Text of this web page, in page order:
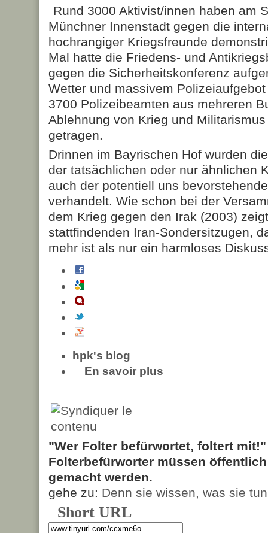
Rund 3000 Aktivist/innen haben am
Münchner Innenstadt gegen die
hochrangiger Kriegsfreunde
Mal hatte die Friedens- und
gegen die Sicherheitskonferenz
Wetter und massivem
3700 Polizeibeamten aus mehreren
Ablehnung von Krieg und
getragen.
Drinnen im Bayrischen Hof wurden
der tatsächlichen oder nur ähnlichen
auch der potentiell uns
verhandelt. Wie schon bei der
dem Krieg gegen den Irak (2003)
stattfindenden Iran-Sondersitzugen,
mehr ist als nur ein harmloses
hpk's blog
En savoir plus
"Wer Folter befürwortet, foltert
Folterbefürworter müssen
gemacht werden.
gehe zu: Denn sie wissen, was sie tun
Short URL